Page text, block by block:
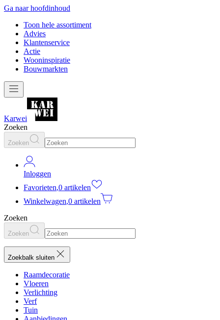
Ga naar hoofdinhoud
Toon hele assortiment
Advies
Klantenservice
Actie
Wooninspiratie
Bouwmarkten
Karwei
Zoeken
Zoeken
Inloggen
Favorieten,0 artikelen
Winkelwagen,0 artikelen
Zoeken
Zoeken
Zoekbalk sluiten
Raamdecoratie
Vloeren
Verlichting
Verf
Tuin